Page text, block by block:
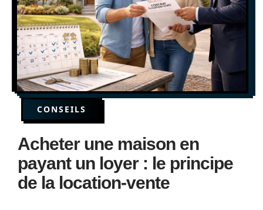
CONSEILS
Acheter une maison en
payant un loyer : le principe
de la location-vente